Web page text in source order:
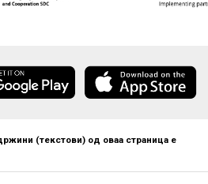
(текстови) од оваа страница е